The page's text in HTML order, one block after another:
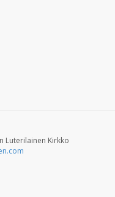
Luterilainen Kirkko